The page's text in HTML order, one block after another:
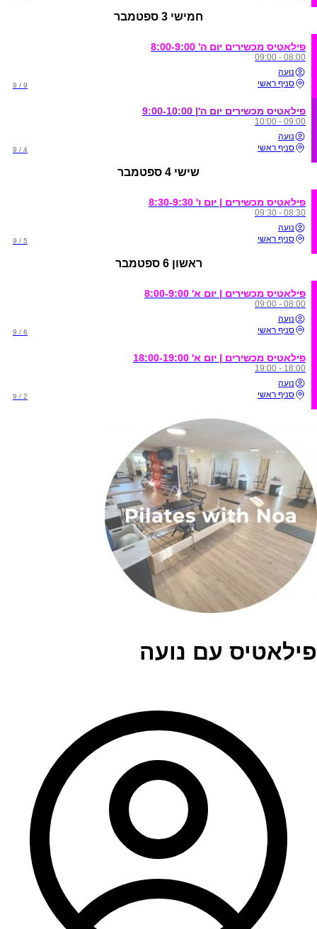
חמישי 3 ספטמבר
פילאטיס מכשירים יום ה' 8:00-9:00
08:00 - 09:00
נועה
סניף ראשי
9 / 9
פילאטיס מכשירים יום ה'| 9:00-10:00
09:00 - 10:00
נועה
סניף ראשי
4 / 9
שישי 4 ספטמבר
פילאטיס מכשירים | יום ו' 8:30-9:30
08:30 - 09:30
נועה
סניף ראשי
5 / 9
ראשון 6 ספטמבר
פילאטיס מכשירים | יום א' 8:00-9:00
08:00 - 09:00
נועה
סניף ראשי
6 / 9
פילאטיס מכשירים | יום א' 18:00-19:00
18:00 - 19:00
נועה
סניף ראשי
2 / 9
פילאטיס עם נועה